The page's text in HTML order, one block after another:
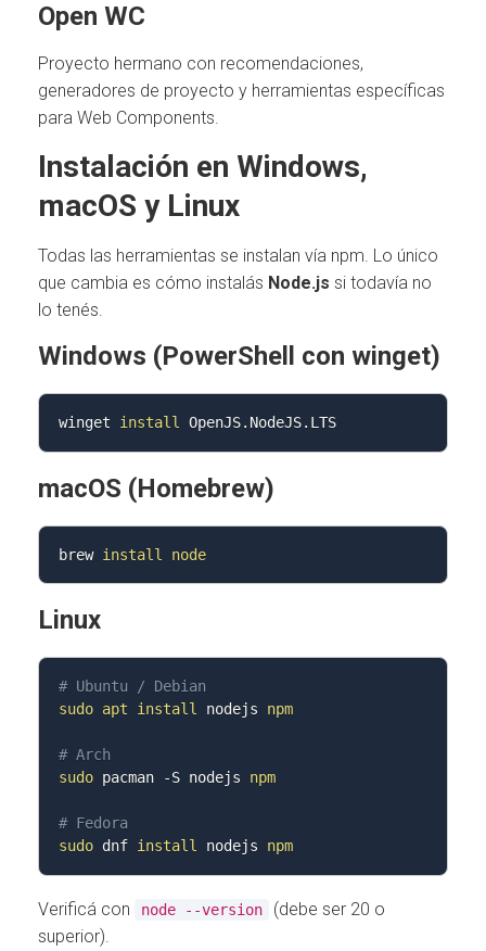
Open WC
Proyecto hermano con recomendaciones,
generadores de proyecto y herramientas específicas
para Web Components.
Instalación en Windows,
macOS y Linux
Todas las herramientas se instalan vía npm. Lo único
que cambia es cómo instalás Node.js si todavía no
lo tenés.
Windows (PowerShell con winget)
winget install OpenJS.NodeJS.LTS
macOS (Homebrew)
brew install node
Linux
# Ubuntu / Debian
sudo apt install nodejs npm
# Arch
sudo pacman -S nodejs npm
# Fedora
sudo dnf install nodejs npm
Verificá con node --version
(debe ser 20 o
superior).